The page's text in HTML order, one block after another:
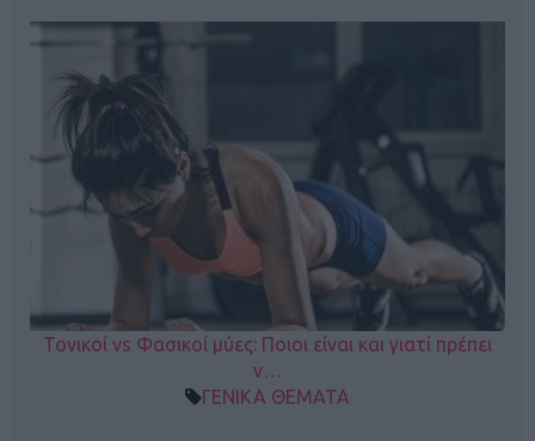
Τονικοί vs Φασικοί μύες: Ποιοι είναι και γιατί πρέπει
ν…
ΓΕΝΙΚΑ ΘΕΜΑΤΑ